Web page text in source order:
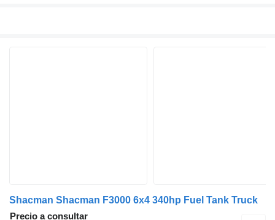
Shacman Shacman F3000 6x4 340hp Fuel Tank Truck
Precio a consultar